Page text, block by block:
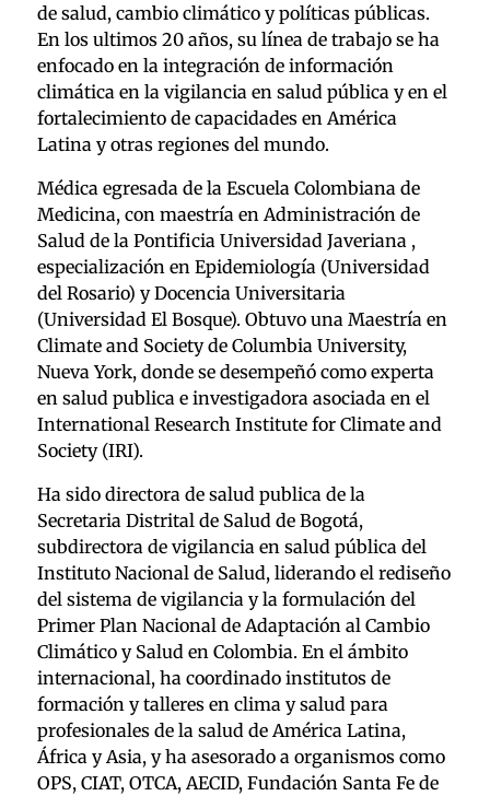
de salud, cambio climático y políticas públicas.
En los ultimos 20 años, su línea de trabajo se ha
enfocado en la integración de información
climática en la vigilancia en salud pública y en el
fortalecimiento de capacidades en América
Latina y otras regiones del mundo.
Médica egresada de la Escuela Colombiana de
Medicina, con maestría en Administración de
Salud de la Pontificia Universidad Javeriana ,
especialización en Epidemiología (Universidad
del Rosario) y Docencia Universitaria
(Universidad El Bosque). Obtuvo una Maestría en
Climate and Society de Columbia University,
Nueva York, donde se desempeñó como experta
en salud publica e investigadora asociada en el
International Research Institute for Climate and
Society (IRI).
Ha sido directora de salud publica de la
Secretaria Distrital de Salud de Bogotá,
subdirectora de vigilancia en salud pública del
Instituto Nacional de Salud, liderando el rediseño
del sistema de vigilancia y la formulación del
Primer Plan Nacional de Adaptación al Cambio
Climático y Salud en Colombia. En el ámbito
internacional, ha coordinado institutos de
formación y talleres en clima y salud para
profesionales de la salud de América Latina,
África y Asia, y ha asesorado a organismos como
OPS, CIAT, OTCA, AECID, Fundación Santa Fe de